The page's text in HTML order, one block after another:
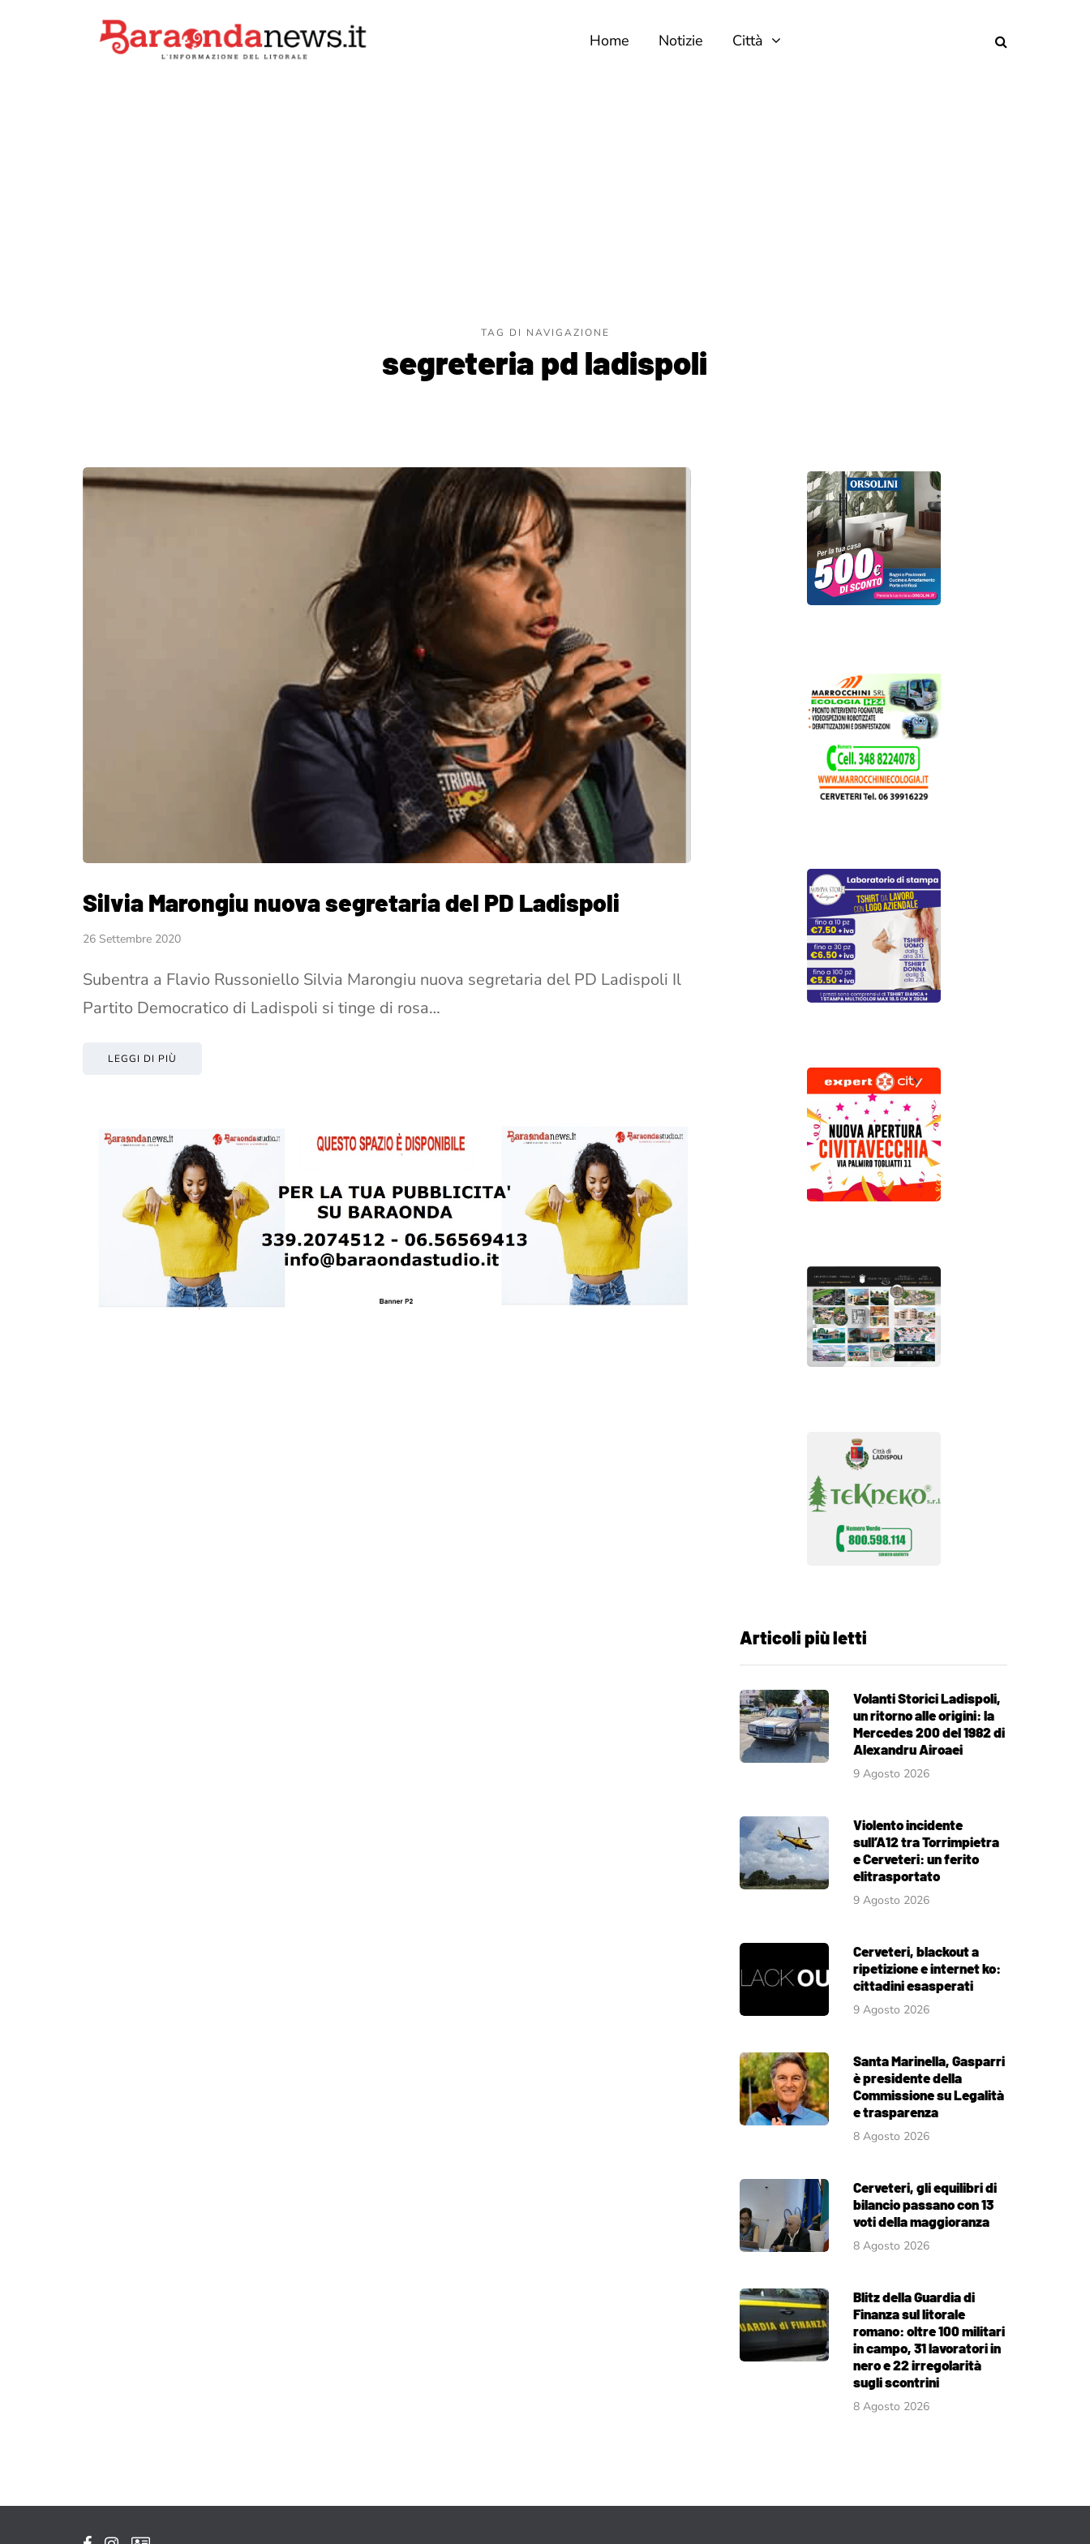
Home Notizie Città
TAG DI NAVIGAZIONE
segreteria pd ladispoli
Silvia Marongiu nuova segretaria del PD Ladispoli
26 Settembre 2020
Subentra a Flavio Russoniello Silvia Marongiu nuova segretaria del PD Ladispoli Il
Partito Democratico di Ladispoli si tinge di rosa…
LEGGI DI PIÙ
Articoli più letti
Volanti Storici Ladispoli,
un ritorno alle origini: la
Mercedes 200 del 1982 di
Alexandru Airoaei
9 Agosto 2026
Violento incidente
sull’A12 tra Torrimpietra
e Cerveteri: un ferito
elitrasportato
9 Agosto 2026
Cerveteri, blackout a
ripetizione e internet ko:
cittadini esasperati
9 Agosto 2026
Santa Marinella, Gasparri
è presidente della
Commissione su Legalità
e trasparenza
8 Agosto 2026
Cerveteri, gli equilibri di
bilancio passano con 13
voti della maggioranza
8 Agosto 2026
Blitz della Guardia di
Finanza sul litorale
romano: oltre 100 militari
in campo, 31 lavoratori in
nero e 22 irregolarità
sugli scontrini
8 Agosto 2026